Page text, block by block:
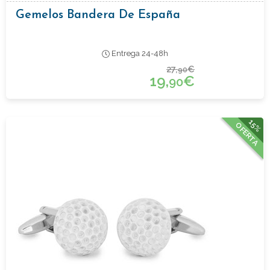
Gemelos Bandera De España
Entrega 24-48h
27,90€
19,90€
15%
OFERTA